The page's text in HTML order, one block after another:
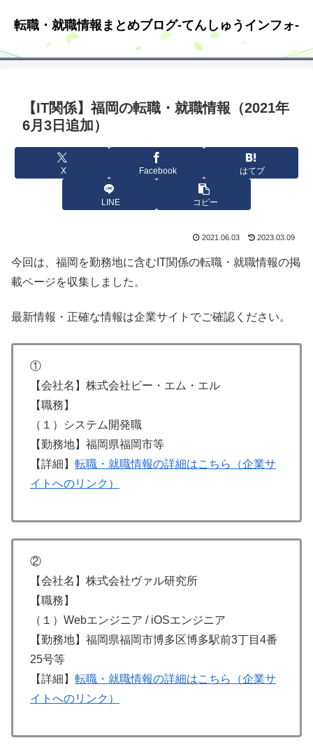
転職・就職情報まとめブログ-てんしゅうインフォ-
【IT関係】福岡の転職・就職情報（2021年
6月3日追加）
X Facebook はてブ
LINE コピー
2021.06.03 2023.03.09
今回は、福岡を勤務地に含むIT関係の転職・就職情報の掲
載ページを収集しました。
最新情報・正確な情報は企業サイトでご確認ください。
①
【会社名】株式会社ビー・エム・エル
【職務】
（１）システム開発職
【勤務地】福岡県福岡市等
【詳細】 転職・就職情報の詳細はこちら（企業サ
イトへのリンク）
②
【会社名】株式会社ヴァル研究所
【職務】
（１）Webエンジニア / iOSエンジニア
【勤務地】福岡県福岡市博多区博多駅前3丁目4番
25号等
【詳細】 転職・就職情報の詳細はこちら（企業サ
イトへのリンク）